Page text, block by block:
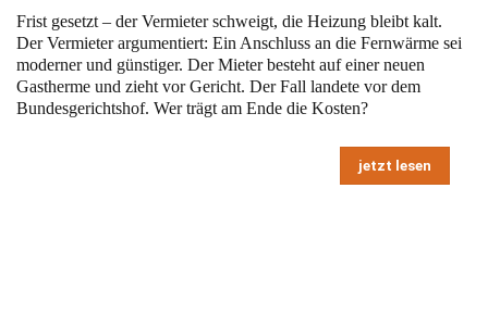
Frist gesetzt – der Vermieter schweigt, die Heizung bleibt kalt.
Der Vermieter argumentiert: Ein Anschluss an die Fernwärme sei
moderner und günstiger. Der Mieter besteht auf einer neuen
Gastherme und zieht vor Gericht. Der Fall landete vor dem
Bundesgerichtshof. Wer trägt am Ende die Kosten?
jetzt lesen